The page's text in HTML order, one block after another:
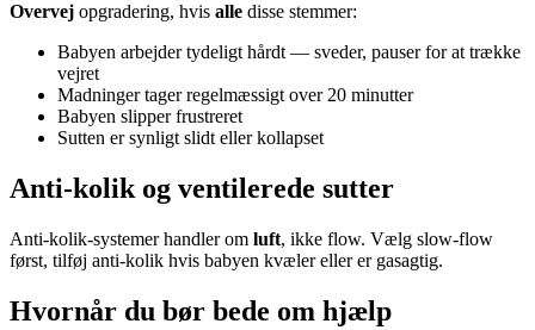
Overvej opgradering, hvis alle disse stemmer:
Babyen arbejder tydeligt hårdt — sveder, pauser for at trække
vejret
Madninger tager regelmæssigt over 20 minutter
Babyen slipper frustreret
Sutten er synligt slidt eller kollapset
Anti-kolik og ventilerede sutter
Anti-kolik-systemer handler om luft, ikke flow. Vælg slow-flow
først, tilføj anti-kolik hvis babyen kvæler eller er gasagtig.
Hvornår du bør bede om hjælp